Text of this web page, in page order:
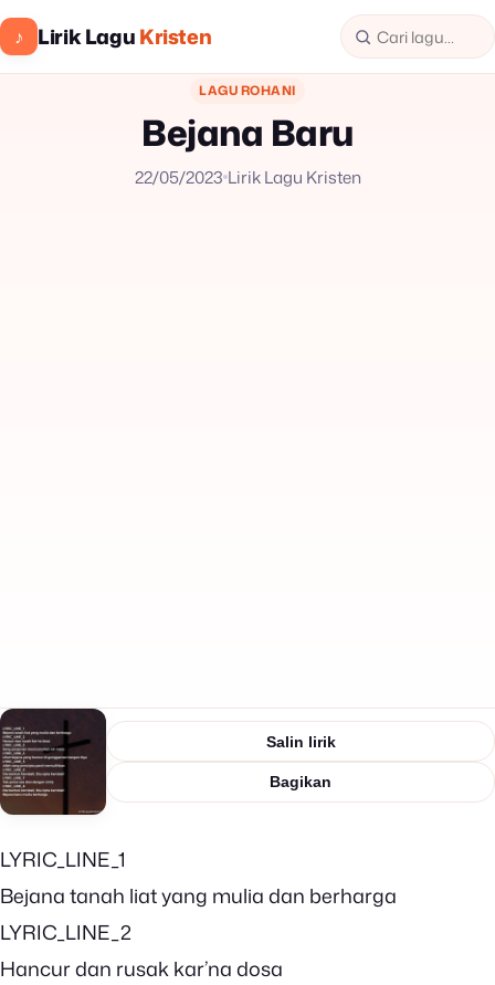
♪ Lirik LaguKristen
LAGU ROHANI
Bejana Baru
22/05/2023 Lirik Lagu Kristen
Salin lirik
Bagikan
LYRIC_LINE_1
Bejana tanah liat yang mulia dan berharga
LYRIC_LINE_2
Hancur dan rusak kar’na dosa